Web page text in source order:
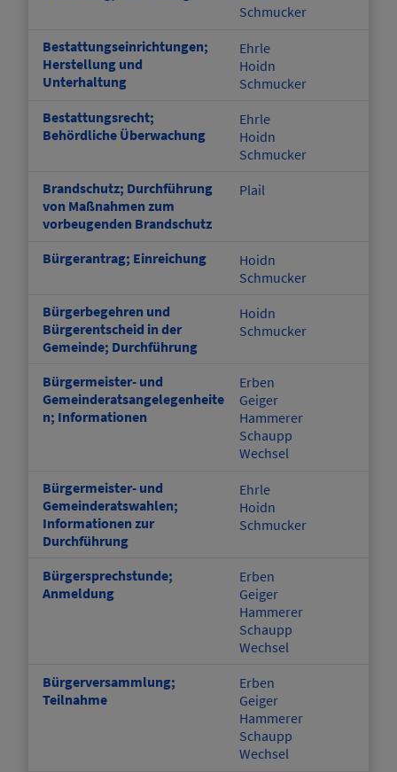
Schmucker
Bestattungseinrichtungen;
Herstellung und
Unterhaltung
Ehrle
Hoidn
Schmucker
Bestattungsrecht;
Behördliche Überwachung
Ehrle
Hoidn
Schmucker
Brandschutz; Durchführung
von Maßnahmen zum
vorbeugenden Brandschutz
Plail
Bürgerantrag; Einreichung
Hoidn
Schmucker
Bürgerbegehren und
Bürgerentscheid in der
Gemeinde; Durchführung
Hoidn
Schmucker
Bürgermeister- und
Gemeinderatsangelegenheite
n; Informationen
Erben
Geiger
Hammerer
Schaupp
Wechsel
Bürgermeister- und
Gemeinderatswahlen;
Informationen zur
Durchführung
Ehrle
Hoidn
Schmucker
Bürgersprechstunde;
Anmeldung
Erben
Geiger
Hammerer
Schaupp
Wechsel
Bürgerversammlung;
Teilnahme
Erben
Geiger
Hammerer
Schaupp
Wechsel